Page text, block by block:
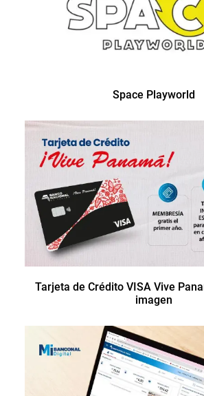
Space Playworld
Tarjeta de Crédito VISA Vive
imagen